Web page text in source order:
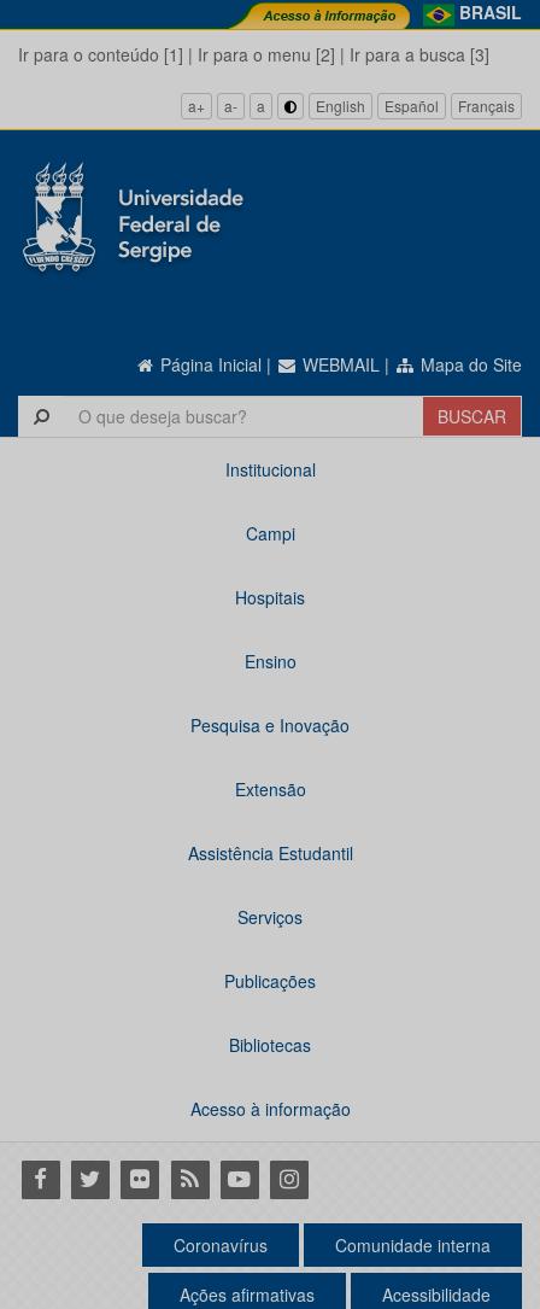
BRASIL
Ir para o conteúdo [1] | Ir para o menu [2] | Ir para a busca [3]
a+ a- a English Español Français
Página Inicial | WEBMAIL | Mapa do Site
Institucional
Campi
Hospitais
Ensino
Pesquisa e Inovação
Extensão
Assistência Estudantil
Serviços
Publicações
Bibliotecas
Acesso à informação
Facebook
Twitter Flickr RSS YoutubeInstagram
Coronavírus Comunidade interna
Ações afirmativas Acessibilidade